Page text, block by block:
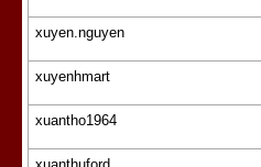
xuyen.nguyen
xuyenhmart
xuantho1964